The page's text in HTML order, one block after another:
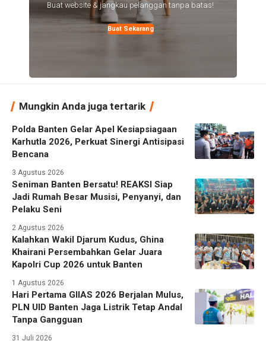
Buat website & jangkau pelanggan tanpa batas!
Buat Sekarang
Mungkin Anda juga tertarik
Polda Banten Gelar Apel Kesiapsiagaan
Karhutla 2026, Perkuat Sinergi Antisipasi
Bencana
3 Agustus 2026
Seniman Banten Bersatu! REAKSI Siap
Jadi Rumah Besar Musisi, Penyanyi, dan
Pelaku Seni
2 Agustus 2026
Kalahkan Wakil Djarum Kudus, Ghina
Khairani Persembahkan Gelar Juara
Kapolri Cup 2026 untuk Banten
1 Agustus 2026
Hari Pertama GIIAS 2026 Berjalan Mulus,
PLN UID Banten Jaga Listrik Tetap Andal
Tanpa Gangguan
31 Juli 2026